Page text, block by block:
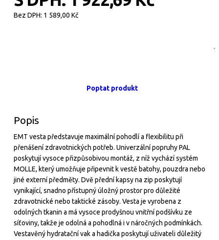
Bez DPH: 1 589,00 Kč
Poptat produkt
Popis
EMT vesta představuje maximální pohodlí a flexibilitu při
přenášení zdravotnických potřeb. Univerzální popruhy PAL
poskytují vysoce přizpůsobivou montáž, z níž vychází systém
MOLLE, který umožňuje připevnit k vestě batohy, pouzdra nebo
jiné externí předměty. Dvě přední kapsy na zip poskytují
vynikající, snadno přístupný úložný prostor pro důležité
zdravotnické nebo taktické zásoby. Vesta je vyrobena z
odolných tkanin a má vysoce prodyšnou vnitřní podšívku ze
síťoviny, takže je odolná a pohodlná i v náročných podmínkách.
Vestavěný hydratační vak a hadička poskytují uživateli důležitý